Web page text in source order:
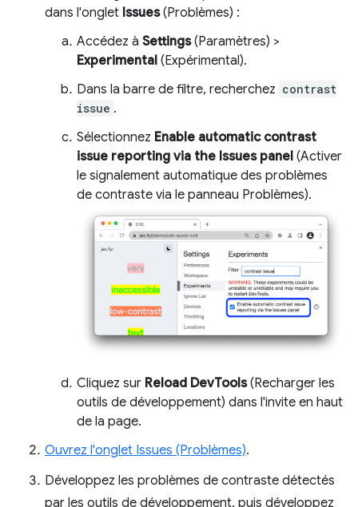
dans l'onglet Issues(Problèmes) :
Accédez à Settings(Paramètres) >
Experimental (Expérimental).
Dans la barre de filtre, recherchez contrast
issue .
Sélectionnez Enable automatic contrast
issue reporting via the Issues panel (Activer
le signalement automatique des problèmes
de contraste via le panneau Problèmes).
Cliquez sur Reload DevTools(Recharger les
outils de développement) dans l'invite en haut
de la page.
Ouvrez l'onglet Issues (Problèmes).
Développez les problèmes de contraste détectés
par les outils de développement, puis développez